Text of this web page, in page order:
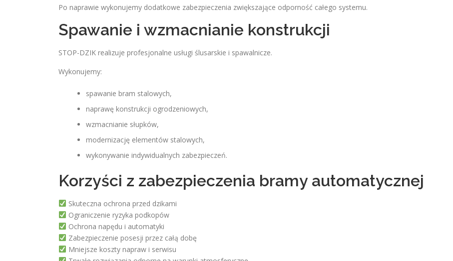
Po naprawie wykonujemy dodatkowe zabezpieczenia zwiększające odporność całego systemu.
Spawanie i wzmacnianie konstrukcji
STOP-DZIK realizuje profesjonalne usługi ślusarskie i spawalnicze.
Wykonujemy:
spawanie bram stalowych,
naprawę konstrukcji ogrodzeniowych,
wzmacnianie słupków,
modernizację elementów stalowych,
wykonywanie indywidualnych zabezpieczeń.
Korzyści z zabezpieczenia bramy automatycznej
Skuteczna ochrona przed dzikami
Ograniczenie ryzyka podkopów
Ochrona napędu i automatyki
Zabezpieczenie posesji przez całą dobę
Mniejsze koszty napraw i serwisu